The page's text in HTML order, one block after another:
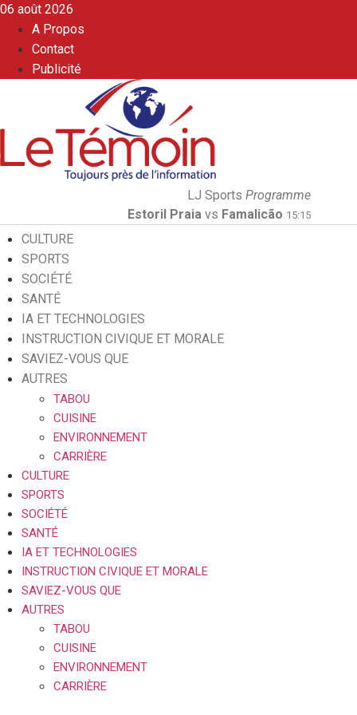
06 août 2026
A Propos
Contact
Publicité
LJ Sports Programme
Estoril Praia vs Famalicão 15:15
CULTURE
SPORTS
SOCIÉTÉ
SANTÉ
IA ET TECHNOLOGIES
INSTRUCTION CIVIQUE ET MORALE
SAVIEZ-VOUS QUE
AUTRES
TABOU
CUISINE
ENVIRONNEMENT
CARRIÈRE
CULTURE
SPORTS
SOCIÉTÉ
SANTÉ
IA ET TECHNOLOGIES
INSTRUCTION CIVIQUE ET MORALE
SAVIEZ-VOUS QUE
AUTRES
TABOU
CUISINE
ENVIRONNEMENT
CARRIÈRE